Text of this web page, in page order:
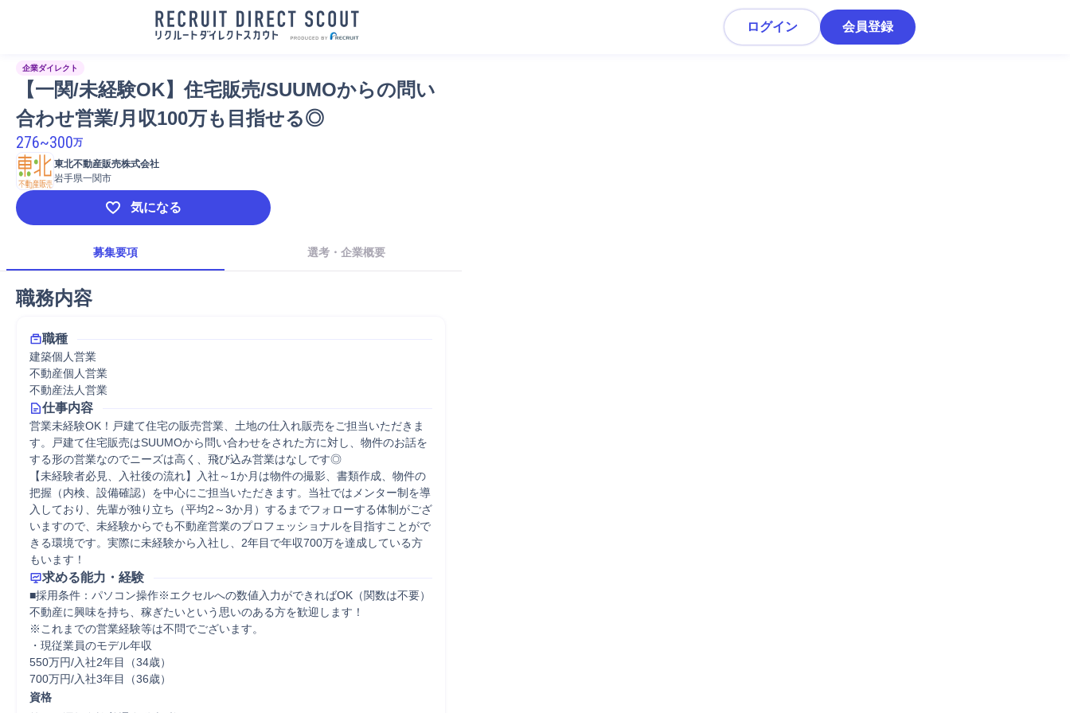
ログイン 会員登録
企業ダイレクト
【一関/未経験OK】住宅販売/SUUMOからの問い
合わせ営業/月収100万も目指せる◎
276~300万
東北不動産販売株式会社
岩手県一関市
気になる
募集要項 選考・企業概要
職務内容
職種
建築個人営業
不動産個人営業
不動産法人営業
仕事内容
営業未経験OK！戸建て住宅の販売営業、土地の仕入れ販売をご担当いただきま
す。戸建て住宅販売はSUUMOから問い合わせをされた方に対し、物件のお話を
する形の営業なのでニーズは高く、飛び込み営業はなしです◎
【未経験者必見、入社後の流れ】入社～1か月は物件の撮影、書類作成、物件の
把握（内検、設備確認）を中心にご担当いただきます。当社ではメンター制を導
入しており、先輩が独り立ち（平均2～3か月）するまでフォローする体制がござ
いますので、未経験からでも不動産営業のプロフェッショナルを目指すことがで
きる環境です。実際に未経験から入社し、2年目で年収700万を達成している方
もいます！
求める能力・経験
■採用条件：パソコン操作※エクセルへの数値入力ができればOK（関数は不要）
不動産に興味を持ち、稼ぎたいという思いのある方を歓迎します！
※これまでの営業経験等は不問でございます。
・現従業員のモデル年収
550万円/入社2年目（34歳）
700万円/入社3年目（36歳）
資格